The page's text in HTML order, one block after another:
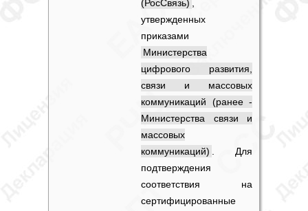
(РосСвязь)
утвержденных
приказами
Министерства
цифрового развития,
связи и массовых
коммуникаций (ранее -
Министерства связи и
массовых
коммуникаций)
. Для
подтверждения
соответствия на
сертифицированные